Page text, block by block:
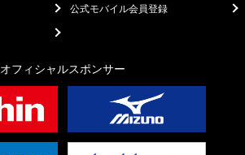
公式モバイル会員登録
オフィシャルスポンサー